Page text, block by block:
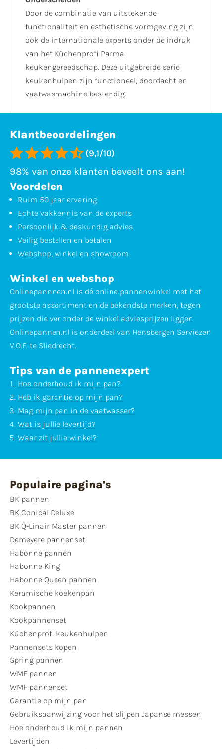
Door de combinatie van uitstekende
functionaliteit en esthetische vormgeving zijn
ook de internationale experts onder de indruk
van het Küchenprofi Parma
keukengereedschap. Deze uitgebreide serie
keukenhulpen zijn functioneel, doordacht en
vaatwasmachine bestendig.
Klantbeoordelingen
(9,1/10)
98% van onze klanten beveelt ons aan!
Voordelen
Ruim 50 jaar ervaring
Echte vakkennis van de experts
Persoonlijk & deskundig advies
Veilig bestellen en betalen
Webshop, winkel en showroom
Winkel en webshop
Onlinepannnen.nl is dé online pannenwinkel met het
grootste assortiment en de bekendste merken, tegen
prijzen die ver onder de winkel adviesprijzen liggen.
Onlinepannen.nl is onderdeel van Hensbergen Serviezen
V.O.F. te Sliedrecht.
Tips van de pannenexpert
Hoe onderhoud ik mijn pan?
Heb ik garantie op mijn pan?
Mag mijn pan in de vaatwasser?
Wat is jullie levertijd?
Waar zit jullie winkel?
Populaire pagina's
BK pannen
BK Conical Deluxe
BK Q-Linair Master pannen
Demeyere pannenset
Habonne pannen
Habonne King
Habonne Queen pannen
Keramische koekenpan
Kookpannen
Kookpannenset
Küchenprofi keukenhulpen
Pannensets kopen
Spring pannen
WMF pannen
WMF pannenset
Garantie op mijn pan
Gebruiksaanwijzing voor het slijpen Japanse messen
Hoe onderhoud ik mijn pannen
Levertijden